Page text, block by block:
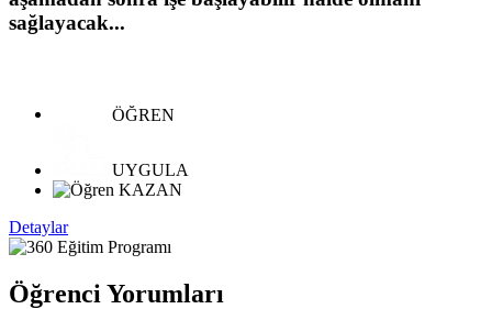
sağlayacak...
ÖĞREN
UYGULA
KAZAN
Detaylar
Öğrenci Yorumları